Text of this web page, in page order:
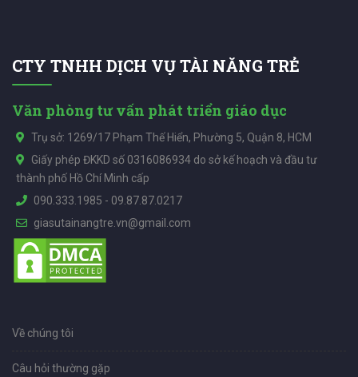
CTY TNHH DỊCH VỤ TÀI NĂNG TRẺ
Văn phòng tư vấn phát triển giáo dục
Trụ sở: 1269/17 Phạm Thế Hiển, Phường 5, Quận 8, HCM
Giấy phép ĐKKD số 0316086934 do sở kế hoạch và đầu tư
thành phố Hồ Chí Minh cấp
090.333.1985 - 09.87.87.0217
giasutainangtre.vn@gmail.com
Về chúng tôi
Câu hỏi thường gặp